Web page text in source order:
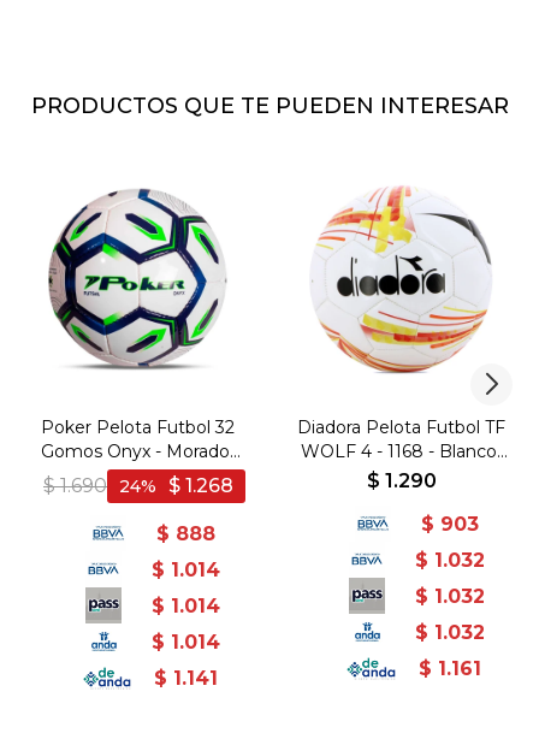
PRODUCTOS QUE TE PUEDEN INTERESAR
Poker Pelota Futbol 32
Gomos Onyx - Morado-
Verde Fluo
$ 1.690 $ 1.268
24
$ 888
$ 1.014
$ 1.014
$ 1.014
$ 1.141
Diadora Pelota Futbol TF
WOLF 4 - 1168 - Blanco-
Naranja
$ 1.290
$ 903
$ 1.032
$ 1.032
$ 1.032
$ 1.161